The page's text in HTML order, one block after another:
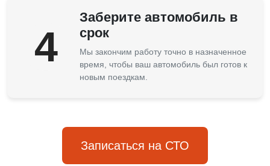
4
Заберите автомобиль в
срок
Мы закончим работу точно в назначенное
время, чтобы ваш автомобиль был готов к
новым поездкам.
Записаться на СТО